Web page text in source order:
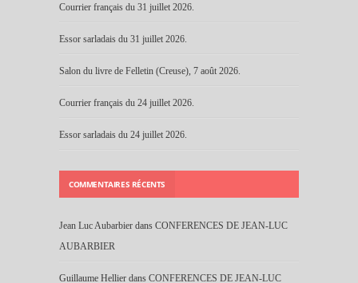
Courrier français du 31 juillet 2026.
Essor sarladais du 31 juillet 2026.
Salon du livre de Felletin (Creuse), 7 août 2026.
Courrier français du 24 juillet 2026.
Essor sarladais du 24 juillet 2026.
COMMENTAIRES RÉCENTS
Jean Luc Aubarbier dans CONFERENCES DE JEAN-LUC
AUBARBIER
Guillaume Hellier dans CONFERENCES DE JEAN-LUC